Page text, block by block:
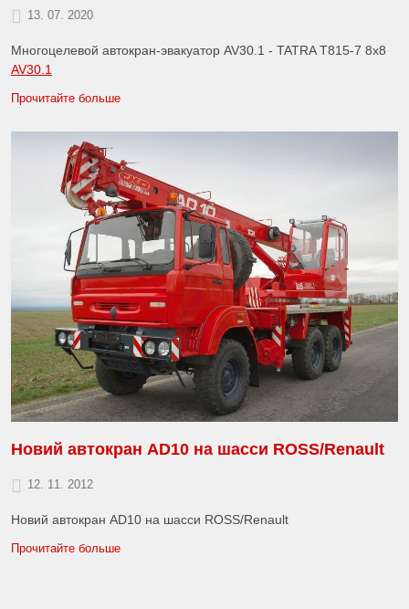
13. 07. 2020
Многоцелевой автокран-эвакуатор AV30.1 - TATRA T815-7 8x8
AV30.1
Прочитайте больше
Новий aвтокран AD10 на шасси ROSS/Renault
12. 11. 2012
Новий aвтокран AD10 на шасси ROSS/Renault
Прочитайте больше